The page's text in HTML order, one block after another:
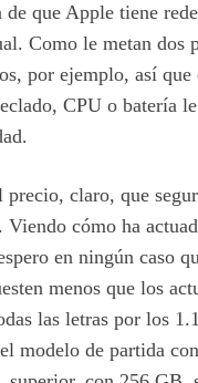
de que Apple tiene
Como le metan dos
por ejemplo, así que
CPU o batería
claro, que
cómo ha
en ningún caso
menos que los
las letras por los
modelo de partida